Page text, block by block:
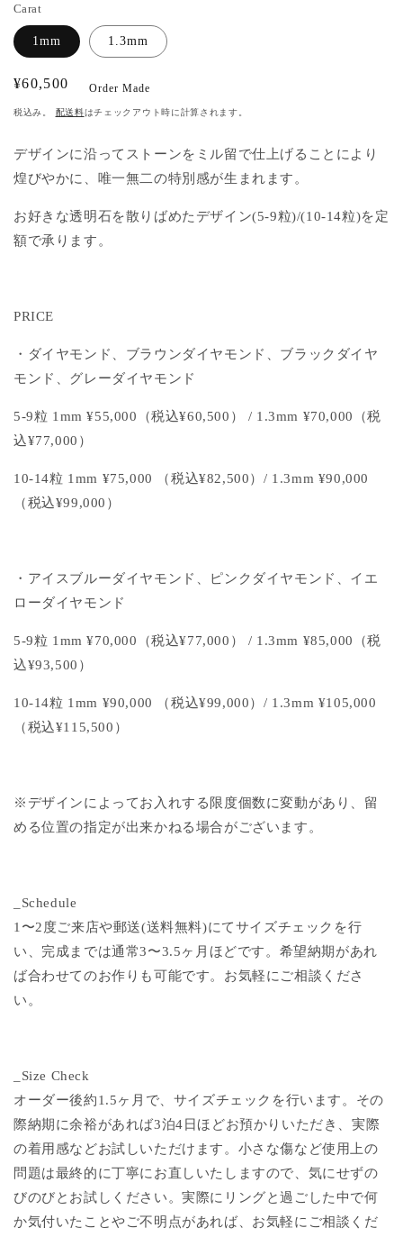
Carat
1mm 1.3mm
通
常
格
¥60,500 Order Made
税込み。 配送料はチェックアウト時に計算されます。
デザインに沿ってストーンをミル留で仕上げることにより
煌びやかに、唯一無二の特別感が生まれます。
お好きな透明石を散りばめたデザイン(5-9粒)/(10-14粒)を定
額で承ります。
PRICE
・ダイヤモンド、ブラウンダイヤモンド、ブラックダイヤ
モンド、グレーダイヤモンド
5-9粒 1mm ¥55,000 （税込¥60,500 ） / 1.3mm ¥70,000
（税
込¥77,000）
10-14粒 1mm ¥75,000 （税込¥82,500）/ 1.3mm ¥90,000
（税込¥99,000）
・アイスブルーダイヤモンド、ピンクダイヤモンド、イエ
ローダイヤモンド
5-9粒 1mm ¥70,000 （税込¥77,000 ） / 1.3mm ¥85,000
（税
込¥93,500）
10-14粒 1mm ¥90,000 （税込¥99,000）/ 1.3mm ¥105,000
（税込¥115,500）
※デザインによってお入れする限度個数に変動があり、留
める位置の指定が出来かねる場合がございます。
_Schedule
1〜2度ご来店や郵送(送料無料)にてサイズチェックを行
い、完成までは通常3〜3.5ヶ月ほどです。希望納期があれ
ば合わせてのお作りも可能です。お気軽にご相談くださ
い。
_Size Check
オーダー後約1.5ヶ月で、サイズチェックを行います。その
際納期に余裕があれば3泊4日ほどお預かりいただき、実際
の着用感などお試しいただけます。小さな傷など使用上の
問題は最終的に丁寧にお直しいたしますので、気にせずの
びのびとお試しください。実際にリングと過ごした中で何
か気付いたことやご不明点があれば、お気軽にご相談くだ